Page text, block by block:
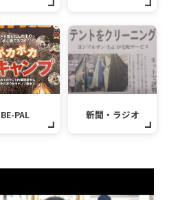
BE-PAL 新聞・ラジオ